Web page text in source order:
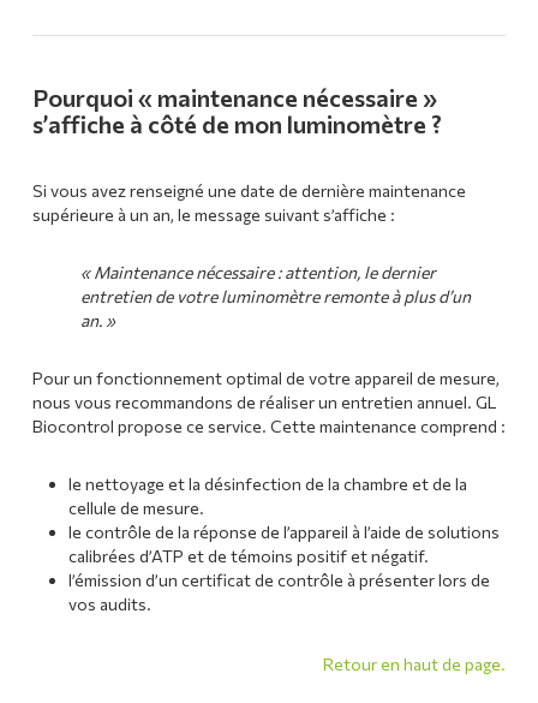
Pourquoi « maintenance nécessaire »
s’affiche à côté de mon luminomètre ?
Si vous avez renseigné une date de dernière maintenance
supérieure à un an, le message suivant s’affiche :
« Maintenance nécessaire : attention, le dernier
entretien de votre luminomètre remonte à plus d’un
an. »
Pour un fonctionnement optimal de votre appareil de mesure,
nous vous recommandons de réaliser un entretien annuel. GL
Biocontrol propose ce service. Cette maintenance comprend :
le nettoyage et la désinfection de la chambre et de la
cellule de mesure.
le contrôle de la réponse de l’appareil à l’aide de solutions
calibrées d’ATP et de témoins positif et négatif.
l’émission d’un certificat de contrôle à présenter lors de
vos audits.
Retour en haut de page.